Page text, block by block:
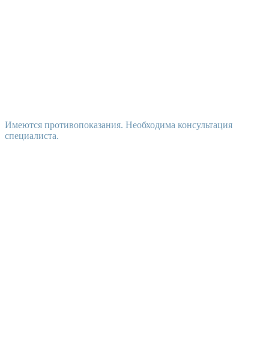
Имеются противопоказания. Необходима консультация
специалиста.